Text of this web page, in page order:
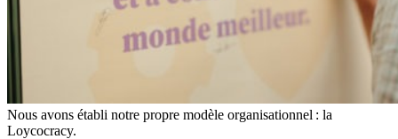
Nous avons établi notre propre modèle organisationnel : la
Loycocracy.